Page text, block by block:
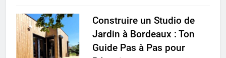
Construire un Studio de
Jardin à Bordeaux : Ton
Guide Pas à Pas pour